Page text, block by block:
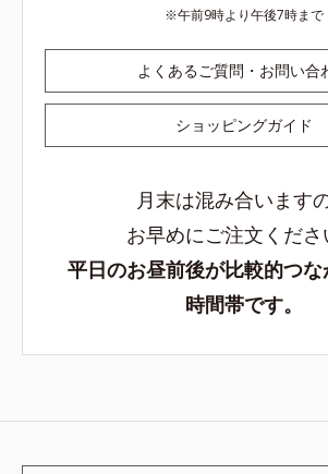
午前9時より午後7時まで
よくあるご質問・お問い合
ショッピングガイド
月末は混み合います
お早めにご注文くださ
平日のお昼前後が比較的つ
時間帯です。